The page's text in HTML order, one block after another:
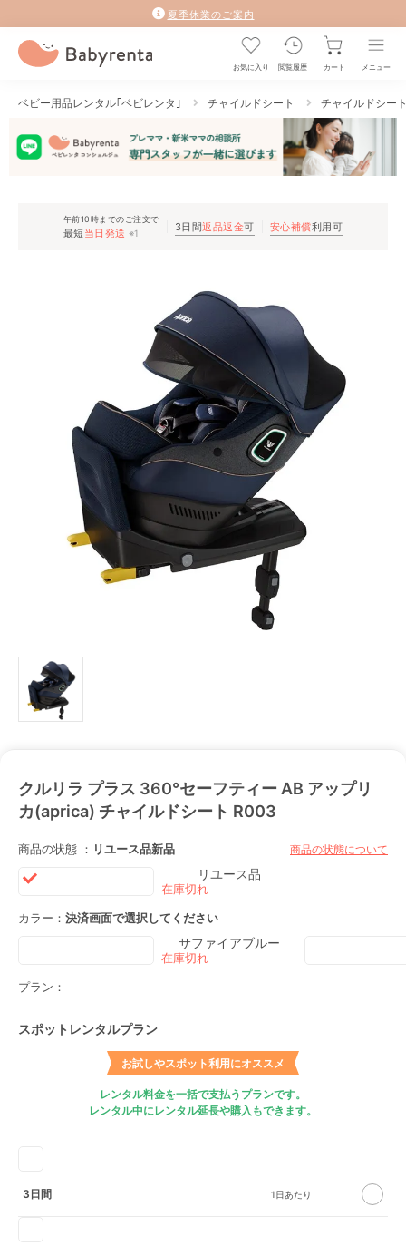
夏季休業のご案内
お気に入り 閲覧履歴 カート メニュー
ベビー用品レンタル｢ベビレンタ｣ チャイルドシート チャイルドシー
午前10時までのご注文で
最短 当日発送 ※1 3日間返品返金可 安心補償利用可
クルリラ プラス 360°セーフティー AB アップリ
カ(aprica) チャイルドシート R003
商品の状態 ： リユース品新品 商品の状態について
リユース品
カラー： 決済画面で選択してください
サファイアブルー
プラン：
スポットレンタルプラン
お試しやスポット利用にオススメ
レンタル料金を一括で支払うプランです。
レンタル中にレンタル延長や購入もできます。
3日間